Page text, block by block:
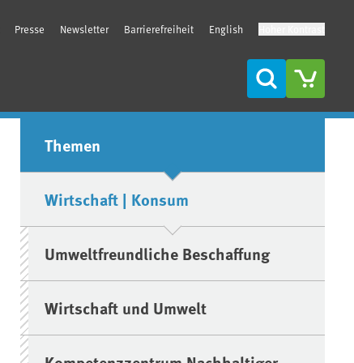
Presse Newsletter Barrierefreiheit English
Suche
Seitenleiste
Themen
Wirtschaft | Konsum
Umweltfreundliche Beschaffung
Wirtschaft und Umwelt